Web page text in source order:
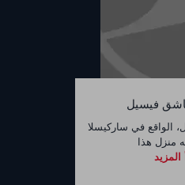
فيسيل
الواقع في ساركيسلا
منزل هذا
المزيد